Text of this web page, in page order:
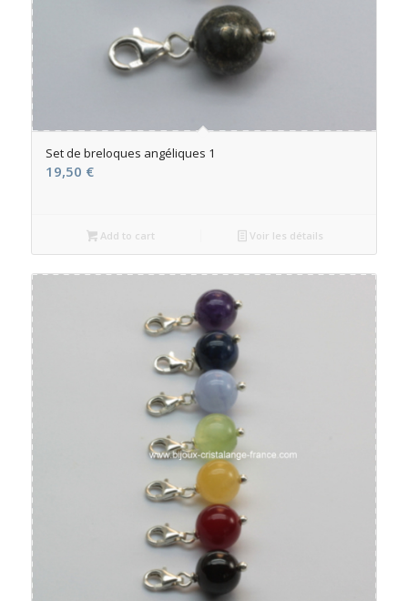
Set de breloques angéliques 1
19,50 €
Add to cart Voir les détails